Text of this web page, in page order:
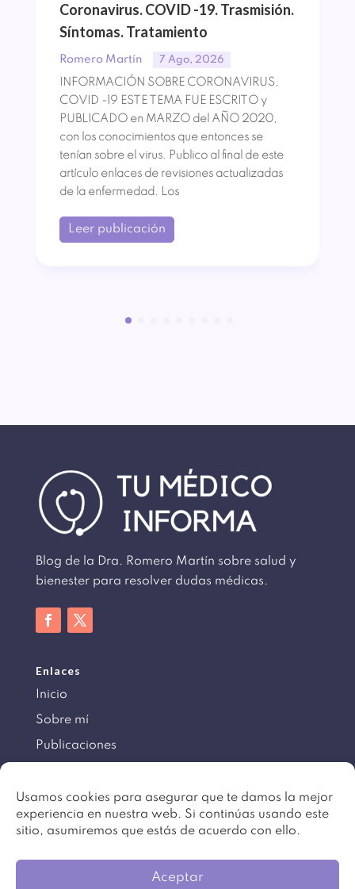
Usamos cookies para asegurar que te damos la mejor
experiencia en nuestra web. Si continúas usando este
sitio, asumiremos que estás de acuerdo con ello.
Aceptar
Coronavirus. COVID -19. Trasmisión.
Síntomas. Tratamiento
Romero Martín 7 Ago, 2026
INFORMACIÓN SOBRE CORONAVIRUS,
COVID -19 ESTE TEMA FUE ESCRITO y
PUBLICADO en MARZO del AÑO 2020,
con los conocimientos que entonces se
tenían sobre el virus. Publico al final de este
artículo enlaces de revisiones actualizadas
de la enfermedad. Los
Leer publicación
Blog de la Dra. Romero Martín sobre salud y
bienester para resolver dudas médicas.
Enlaces
Inicio
Sobre mí
Publicaciones
Información
Aviso legal